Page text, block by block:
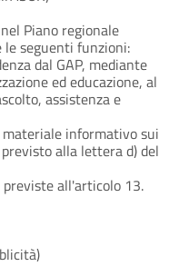
Piano regionale
le seguenti funzioni:
dal GAP, mediante
ed educazione, al
assistenza e
informativo sui
alla lettera d) del
all'articolo 13.